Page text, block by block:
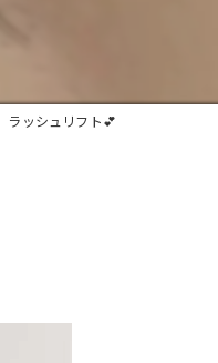
ラッシュリフト💕